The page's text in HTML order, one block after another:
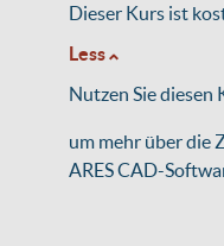
Dieser Kurs ist
Less
Nutzen Sie diesen
um mehr über die
ARES CAD-